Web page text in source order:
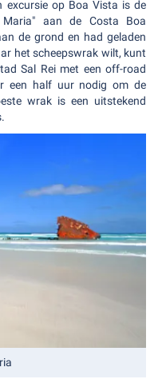
excursie op Boa Vista is de
aan de Costa Boa
de grond en had geladen
het scheepswrak wilt, kunt
Sal Rei met een off-road
een half uur nodig om de
wrak is een uitstekend